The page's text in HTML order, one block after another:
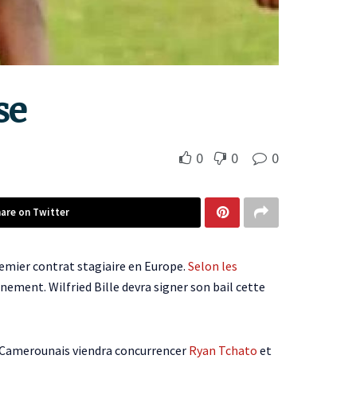
0 0 0
on Twitter
contrat stagiaire en Europe.Selon les
Wilfried Bille devra signer son bail cette
viendra concurrencer Ryan Tchato et